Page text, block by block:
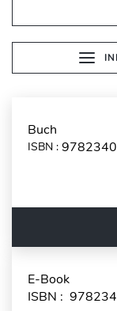
Buch
ISBN :
E-Book
ISBN :